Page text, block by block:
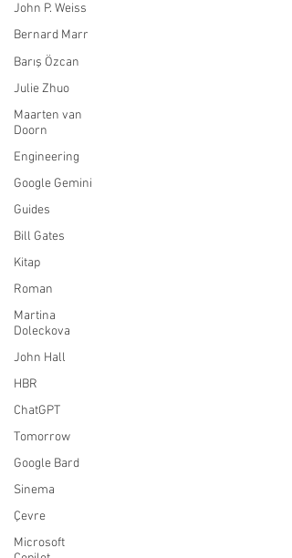
John P. Weiss
Bernard Marr
Barış Özcan
Julie Zhuo
Maarten van
Doorn
Engineering
Google Gemini
Guides
Bill Gates
Kitap
Roman
Martina
Doleckova
John Hall
HBR
ChatGPT
Tomorrow
Google Bard
Sinema
Çevre
Microsoft